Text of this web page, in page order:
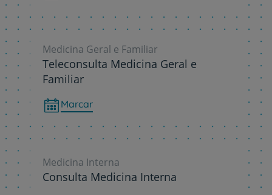
Medicina Geral e Familiar
Teleconsulta Medicina Geral e
Familiar
Marcar
Medicina Interna
Consulta Medicina Interna